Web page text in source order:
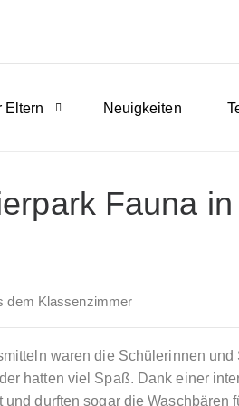
Eltern Neuigkeiten
Fauna
dem Klassenzimmer
waren die Schülerinnen
hatten viel Spaß. Dank einer
durften sogar die Waschbären